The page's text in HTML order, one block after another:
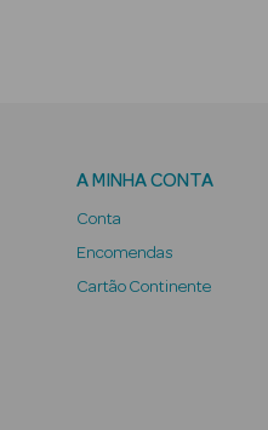
A MINHA CONTA
Conta
Encomendas
Cartão Continente